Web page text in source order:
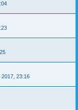
2017, 23:16